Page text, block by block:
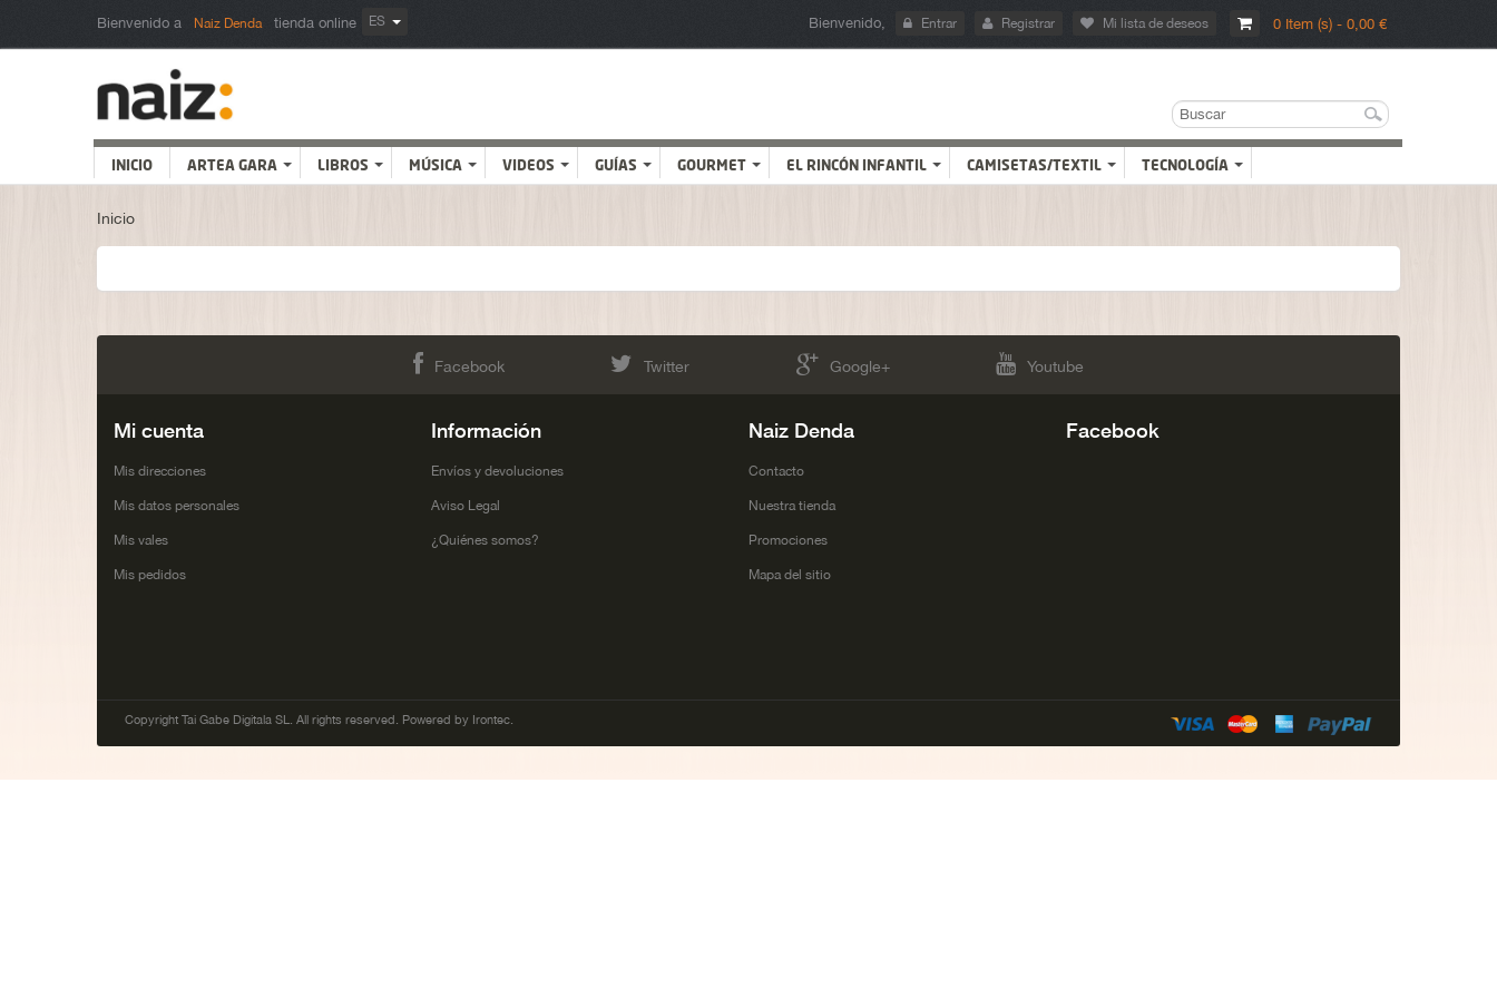
Bienvenido a Naiz Denda tienda online 0 Item (s) - 0,00 €
Bienvenido, Entrar Registrar Mi lista de deseos
ES
INICIO ARTEA GARA LIBROS MÚSICA VIDEOS GUÍAS GOURMET EL RINCÓN INFANTIL CAMISETAS/TEXTIL TECNOLOGÍA
Inicio
Facebook Twitter Google+ Youtube
Mi cuenta
Mis direcciones
Mis datos personales
Mis vales
Mis pedidos
Información
Envíos y devoluciones
Aviso Legal
¿Quiénes somos?
Naiz Denda
Contacto
Nuestra tienda
Promociones
Mapa del sitio
Facebook
Copyright Tai Gabe Digitala SL. All rights reserved. Powered by Irontec.